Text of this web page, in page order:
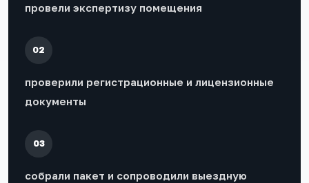
провели экспертизу помещения
02
проверили регистрационные и лицензионные
документы
03
собрали пакет и сопроводили выездную